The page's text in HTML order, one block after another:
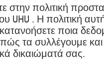
στην πολιτική
UHU . Η πολιτική
ποια
τα συλλέγουμε
δικαιώματά σας.